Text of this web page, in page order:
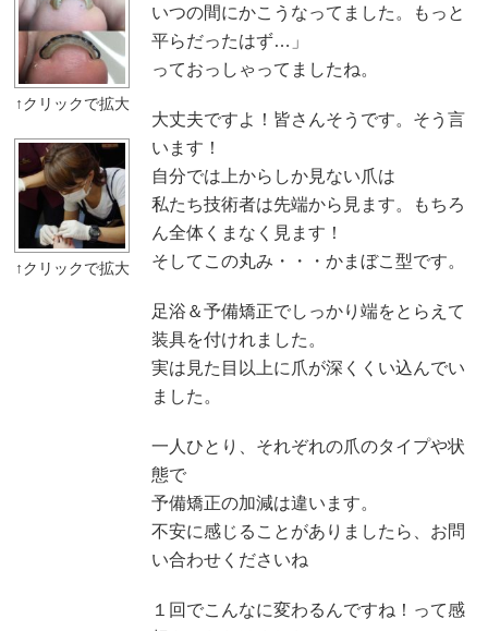
いつの間にかこうなってました。もっと
平らだったはず…」
っておっしゃってましたね。
大丈夫ですよ！皆さんそうです。そう言
います！
自分では上からしか見ない爪は
私たち技術者は先端から見ます。もちろ
ん全体くまなく見ます！
そしてこの丸み・・・かまぼこ型です。
足浴＆予備矯正でしっかり端をとらえて
装具を付けれました。
実は見た目以上に爪が深くくい込んでい
ました。
一人ひとり、それぞれの爪のタイプや状
態で
予備矯正の加減は違います。
不安に感じることがありましたら、お問
い合わせくださいね
１回でこんなに変わるんですね！って感